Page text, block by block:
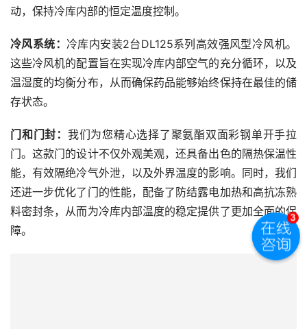
动，保持冷库内部的恒定温度控制。
冷风系统： 冷库内安装2台DL125系列高效强风型冷风机。
这些冷风机的配置旨在实现冷库内部空气的充分循环，以及
温湿度的均衡分布，从而确保药品能够始终保持在最佳的储
存状态。
门和门封： 我们为您精心选择了聚氨酯双面彩钢单开手拉
门。这款门的设计不仅外观美观，还具备出色的隔热保温性
能，有效隔绝冷气外泄，以及外界温度的影响。同时，我们
还进一步优化了门的性能，配备了防结露电加热和高抗冻熟
料密封条，从而为冷库内部温度的稳定提供了更加全面的保
障。